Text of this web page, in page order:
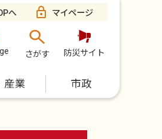
へ マイページ
さがす 防災サイト
産業 市政